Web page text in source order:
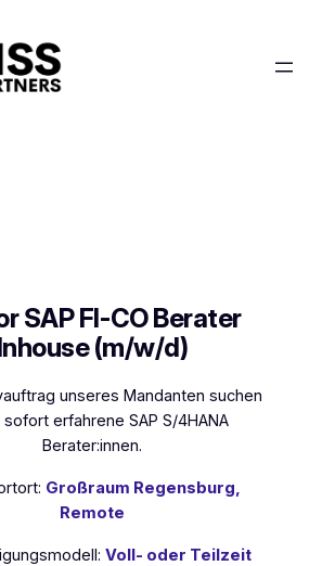
SAP FI-CO Berater
(m/w/d)
unseres Mandanten suchen
erfahrene SAP S/4HANA
Berater:innen.
Großraum Regensburg,
Remote
Voll- oder Teilzeit